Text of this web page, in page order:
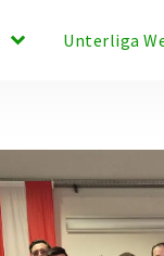
keyboard_arrow_down Unterliga